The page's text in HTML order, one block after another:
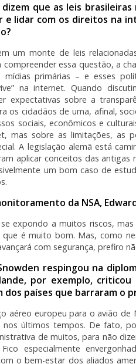
dizem que as leis
e lidar com os direitos na
um monte de leis
compreender essa questão, a
primárias – e esses
na internet. Quando
expectativas sobre a
os cidadãos de uma, afinal,
sociais, econômicos e
mas sobre as limitações, as
A legislação alemã está
aplicar conceitos das antigas
um bom caso de
da NSA,
expondo a muitos riscos,
é muito bom. Mas, como
com segurança, prefiro
Snowden respingou na
por exemplo,
dos países que barraram o
aéreo europeu para o avião
nos últimos tempos. De fato,
de muitos, para não
especialmente
o bem-estar dos aliados